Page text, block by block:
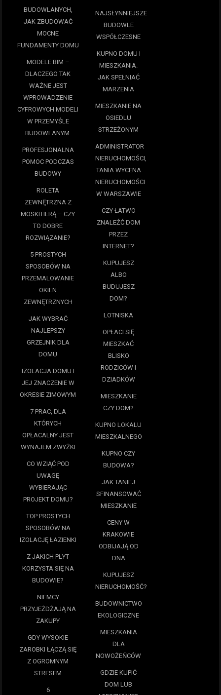
BUDOWLANYCH,
JAK ZBUDOWAĆ
MOCNE
FUNDAMENTY DOMU
MODELE BIM –
DLACZEGO TAK
WAŻNE JEST
WPROWADZENIE
CYFROWYCH MODELI
W PRZEMYŚLE
BUDOWLANYM.
PROFESJONALNA
POMOC PODCZAS
BUDOWY
ROLETA
ZEWNĘTRZNA Z
MOSKITIERĄ – CZY
TO DOBRE
ROZWIĄZANIE?
5 PROSTYCH
SPOSOBÓW NA
PRZEMALOWANIE
OKIEN
ZEWNĘTRZNYCH
JAK WYBRAĆ
NAJLEPSZY
GRZEJNIK DLA
DOMU
IZOLACJA DOMU I
JEJ ZNACZENIE W
OKRESIE ZIMOWYM
7 PRAC, DLA
KTÓRYCH
OPŁACALNY JEST
WYNAJEM ZWYŻKI
CO WZIĄĆ POD
UWAGĘ
WYBIERAJĄC
PROJEKT DOMU?
TOP PROSTYCH
SPOSOBÓW NA
IZOLACJĘ ŁAZIENKI
Z JAKICH PŁYT
KORZYSTA SIĘ NA
BUDOWIE?
NIEMCY
PRZYJEŻDŻAJĄ NA
ZAKUPY
GDY WYSOKIE
ZAROBKI ŁĄCZĄ SIĘ
Z OGROMNYM
STRESEM
6
NAJSŁYNNIEJSZE
BUDOWLE
WSPÓŁCZESNE
KUPNO DOMU I
MIESZKANIA.
JAK SPEŁNIAĆ
MARZENIA
MIESZKANIE NA
OSIEDLU
STRZEŻONYM
ADMINISTRATOR
NIERUCHOMOŚCI,
TANIA WYCENA
NIERUCHOMOŚCI
W WARSZAWIE
CZY ŁATWO
ZNALEŹĆ DOM
PRZEZ
INTERNET?
KUPUJESZ
ALBO
BUDUJESZ
DOM?
LOTNISKA
OPŁACI SIĘ
MIESZKAĆ
BLISKO
RODZICÓW I
DZIADKÓW
MIESZKANIE
CZY DOM?
KUPNO LOKALU
MIESZKALNEGO
KUPNO CZY
BUDOWA?
JAK TANIEJ
SFINANSOWAĆ
MIESZKANIE
CENY W
KRAKOWIE
ODBIJAJĄ OD
DNA
KUPUJESZ
NIERUCHOMOŚĆ?
BUDOWNICTWO
EKOLOGICZNE
MIESZKANIA
DLA
NOWOŻEŃCÓW
GDZIE KUPIĆ
DOM LUB